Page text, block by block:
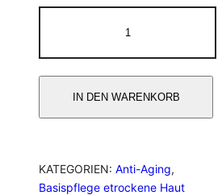
IN DEN WARENKORB
KATEGORIEN: Anti-Aging,
Basispflege etrockene Haut